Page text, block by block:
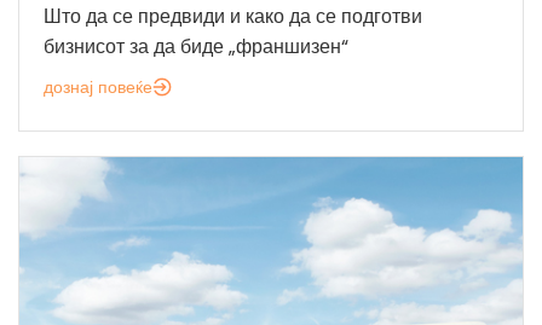
Што да се предвиди и како да се подготви
бизнисот за да биде „франшизен“
дознај повеќе